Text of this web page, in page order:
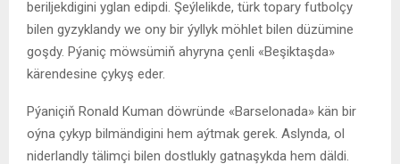
beriljekdigini yglan edipdi. Şeýlelikde, türk topary futbolçy
bilen gyzyklandy we ony bir ýyllyk möhlet bilen düzümine
goşdy. Pýaniç möwsümiň ahyryna çenli «Beşiktaşda»
kärendesine çykyş eder.
Pýaniçiň Ronald Kuman döwründe «Barselonada» kän bir
oýna çykyp bilmändigini hem aýtmak gerek. Aslynda, ol
niderlandly tälimçi bilen dostlukly gatnaşykda hem däldi.